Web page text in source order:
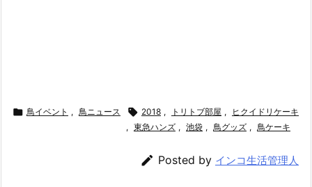
 鳥イベント , 鳥ニュース  2018 , トリトブ部屋 ,
ヒクイドリケーキ
, 東急ハンズ , 池袋 , 鳥グッズ , 鳥ケーキ
 Posted by インコ生活管理人